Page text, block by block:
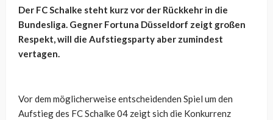
Der FC Schalke steht kurz vor der Rückkehr in die
Bundesliga. Gegner Fortuna Düsseldorf zeigt großen
Respekt, will die Aufstiegsparty aber zumindest
vertagen.
Vor dem möglicherweise entscheidenden Spiel um den
Aufstieg des FC Schalke 04 zeigt sich die Konkurrenz